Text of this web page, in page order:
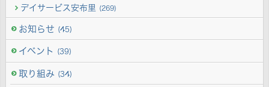
デイサービス安布里 (269)
お知らせ (45)
イベント (39)
取り組み (34)